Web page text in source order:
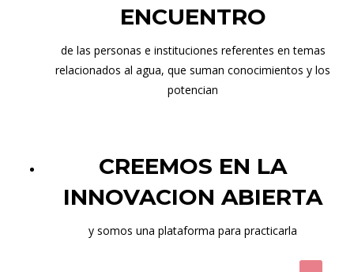
ENCUENTRO
de las personas e instituciones referentes en temas
relacionados al agua, que suman conocimientos y los
potencian
CREEMOS EN LA
INNOVACION ABIERTA
y somos una plataforma para practicarla